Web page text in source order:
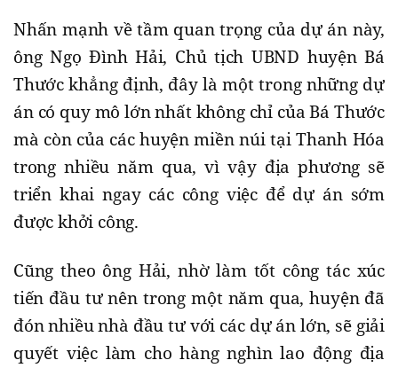
Nhấn mạnh về tầm quan trọng của dự án này,
ông Ngọ Đình Hải, Chủ tịch UBND huyện Bá
Thước khẳng định, đây là một trong những dự
án có quy mô lớn nhất không chỉ của Bá Thước
mà còn của các huyện miền núi tại Thanh Hóa
trong nhiều năm qua, vì vậy địa phương sẽ
triển khai ngay các công việc để dự án sớm
được khởi công.
Cũng theo ông Hải, nhờ làm tốt công tác xúc
tiến đầu tư nên trong một năm qua, huyện đã
đón nhiều nhà đầu tư với các dự án lớn, sẽ giải
quyết việc làm cho hàng nghìn lao động địa